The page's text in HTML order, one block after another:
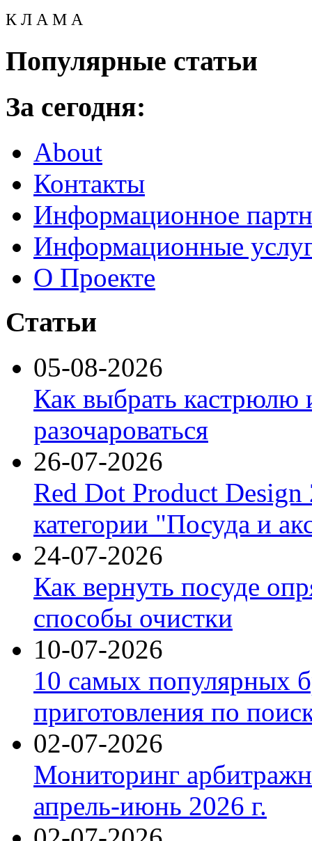
К Л А М А
Популярные статьи
За сегодня:
About
Контакты
Информационное
Информационные
О Проекте
Статьи
05-08-2026
Как выбрать кастрюлю
разочароваться
26-07-2026
Red Dot Product Design
категории "Посуда и
24-07-2026
Как вернуть посуде
способы очистки
10-07-2026
10 самых популярных
приготовления по
02-07-2026
Мониторинг
апрель-июнь 2026 г.